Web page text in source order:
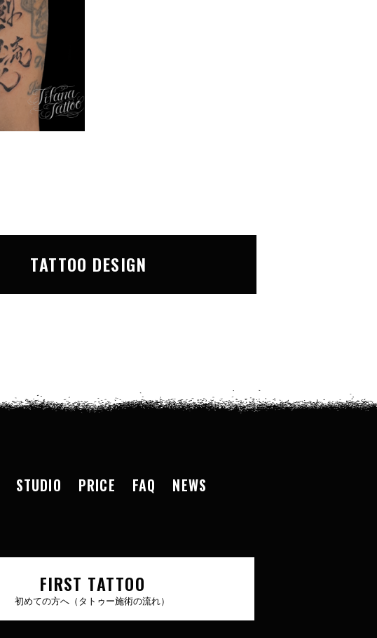
TATTOO DESIGN
STUDIO PRICE FAQ NEWS
FIRST TATTOO
初めての方へ（タトゥー施術の流れ）